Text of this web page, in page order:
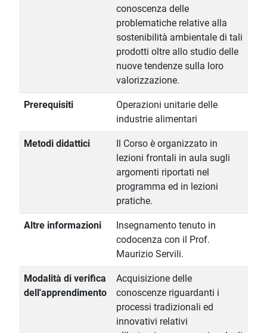
conoscenza delle
problematiche relative alla
sostenibilità ambientale di tali
prodotti oltre allo studio delle
nuove tendenze sulla loro
valorizzazione.
Prerequisiti
Operazioni unitarie delle
industrie alimentari
Metodi didattici
Il Corso è organizzato in
lezioni frontali in aula sugli
argomenti riportati nel
programma ed in lezioni
pratiche.
Altre informazioni
Insegnamento tenuto in
codocenza con il Prof.
Maurizio Servili.
Modalità di verifica
dell'apprendimento
Acquisizione delle
conoscenze riguardanti i
processi tradizionali ed
innovativi relativi